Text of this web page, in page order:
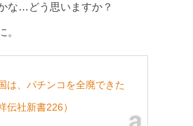
な…どう思いますか？
。
は、パチンコを全廃できた
伝社新書226）